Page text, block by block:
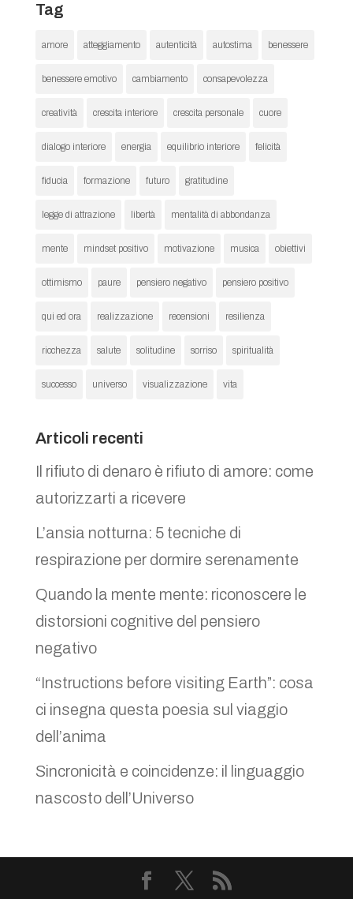
Tag
amore atteggiamento autenticità autostima benessere
benessere emotivo cambiamento consapevolezza
creatività crescita interiore crescita personale cuore
dialogo interiore energia equilibrio interiore felicità
fiducia formazione futuro gratitudine
legge di attrazione libertà mentalità di abbondanza
mente mindset positivo motivazione musica obiettivi
ottimismo paure pensiero negativo pensiero positivo
qui ed ora realizzazione recensioni resilienza
ricchezza salute solitudine sorriso spiritualità
successo universo visualizzazione vita
Articoli recenti
Il rifiuto di denaro è rifiuto di amore: come
autorizzarti a ricevere
L’ansia notturna: 5 tecniche di
respirazione per dormire serenamente
Quando la mente mente: riconoscere le
distorsioni cognitive del pensiero
negativo
“Instructions before visiting Earth”: cosa
ci insegna questa poesia sul viaggio
dell’anima
Sincronicità e coincidenze: il linguaggio
nascosto dell’Universo